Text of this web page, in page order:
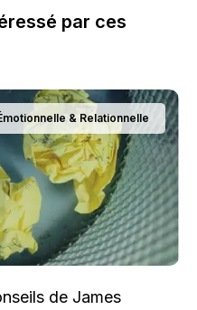
par ces
& Relationnelle
de James